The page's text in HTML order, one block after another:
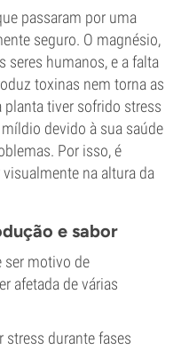
passaram por uma
seguro. O magnésio,
seres humanos, e a falta
toxinas nem torna as
planta tiver sofrido stress
devido à sua saúde
Por isso, é
na altura da
e sabor
ser motivo de
afetada de várias
stress durante fases